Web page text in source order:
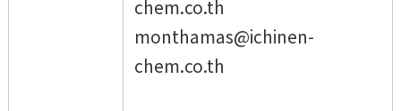
chem.co.th
monthamas@ichinen-
chem.co.th